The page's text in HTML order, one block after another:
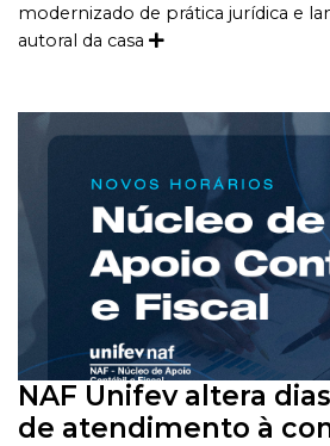
modernizado de prática jurídica e
autoral da casa
NAF Unifev altera
de atendimento à